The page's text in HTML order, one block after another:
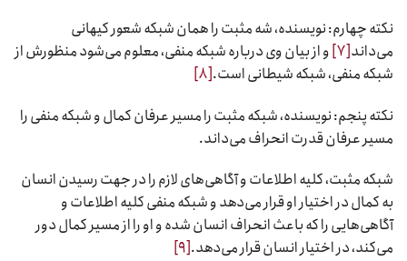
نکته چهارم: نویسنده، شه مثبت را همان شبکه شعور کیهانی
می‌داند[۷]
و از بیان وی درباره شبکه منفی، معلوم می‌شود منظورش از
شبکه منفی، شبکه شیطانی است.[۸]
نکته پنجم: نویسنده، شبکه مثبت را مسیر عرفان کمال و شبکه منفی را
مسیر عرفان قدرت انحراف می‌داند.
شبکه مثبت، کلیه اطلاعات و آگاهی‌های لازم را در جهت رسیدن انسان
به کمال در اختیار او قرار می‌دهد و شبکه منفی کلیه اطلاعات و
آگاهی‌هایی را که باعث انحراف انسان شده و او را از مسیر کمال دور
می‌کند، در اختیار انسان قرار می‌دهد.[۹]